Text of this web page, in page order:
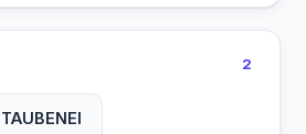
2
TAUBENEI